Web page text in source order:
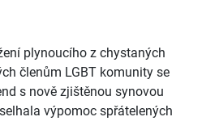
plynoucího z chystaných
členům LGBT komunity se
s nově zjištěnou synovou
výpomoc spřátelených